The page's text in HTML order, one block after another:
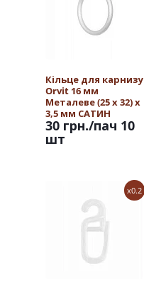
Кільце для карнизу
Orvit 16 мм
Металеве (25 х 32) х
3,5 мм САТИН
30 грн./пач 10
шт
x0.2